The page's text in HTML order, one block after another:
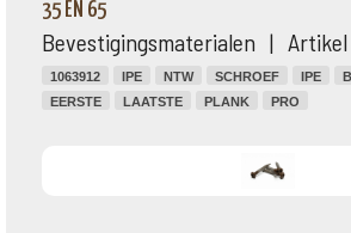
35 EN 65
Bevestigingsmaterialen | Artikel
1063912 IPE NTW SCHROEF IPE
EERSTE
LAATSTE PLANK PRO